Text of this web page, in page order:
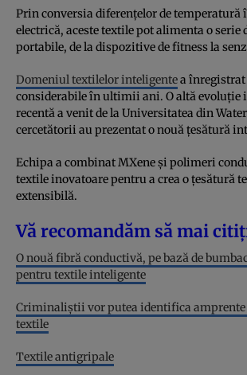
Prin conversia diferențelor de temperatură
electrică, aceste textile pot alimenta o serie
portabile, de la dispozitive de fitness la
Domeniul textilelor inteligentea înregistrat
considerabile în ultimii ani. O altă evoluție
recentă a venit de la Universitatea din
cercetătorii au prezentat o nouă țesătură
Echipa a combinat MXene și polimeri
textile inovatoare pentru a crea o țesătură
extensibilă.
Vă recomandăm să mai
O nouă fibră conductivă, pe bază de
pentru textile inteligente
Criminaliştii vor putea identifica amprente
textile
Textile antigripale